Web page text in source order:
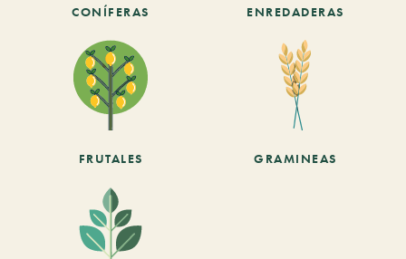
CONÍFERAS ENREDADERAS
FRUTALES GRAMINEAS